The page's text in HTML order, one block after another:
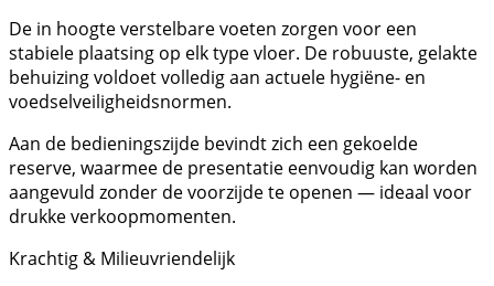
De in hoogte verstelbare voeten zorgen voor een
stabiele plaatsing op elk type vloer. De robuuste, gelakte
behuizing voldoet volledig aan actuele hygiëne- en
voedselveiligheidsnormen.
Aan de bedieningszijde bevindt zich een gekoelde
reserve, waarmee de presentatie eenvoudig kan worden
aangevuld zonder de voorzijde te openen — ideaal voor
drukke verkoopmomenten.
Krachtig & Milieuvriendelijk